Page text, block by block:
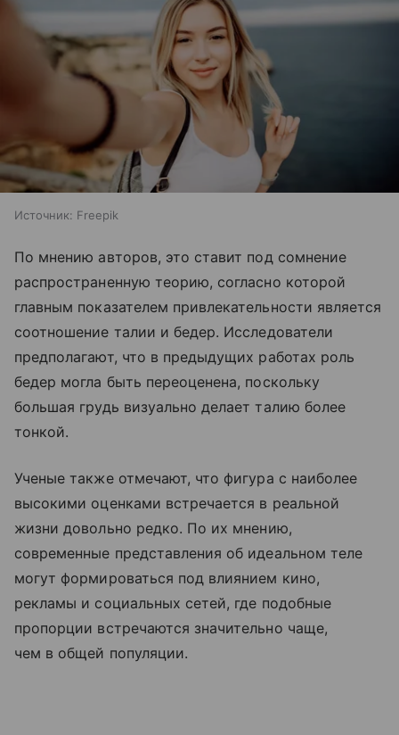
Источник: Freepik
По мнению авторов, это ставит под сомнение
распространенную теорию, согласно которой
главным показателем привлекательности является
соотношение талии и бедер. Исследователи
предполагают, что в предыдущих работах роль
бедер могла быть переоценена, поскольку
большая грудь визуально делает талию более
тонкой.
Ученые также отмечают, что фигура с наиболее
высокими оценками встречается в реальной
жизни довольно редко. По их мнению,
современные представления об идеальном теле
могут формироваться под влиянием кино,
рекламы и социальных сетей, где подобные
пропорции встречаются значительно чаще,
чем в общей популяции.